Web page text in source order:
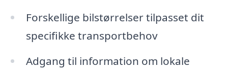
Forskellige bilstørrelser tilpasset dit
specifikke transportbehov
Adgang til information om lokale